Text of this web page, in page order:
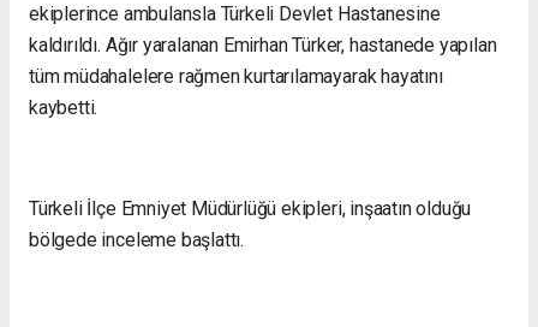
ekiplerince ambulansla Türkeli Devlet Hastanesine
kaldırıldı. Ağır yaralanan Emirhan Türker, hastanede yapılan
tüm müdahalelere rağmen kurtarılamayarak hayatını
kaybetti.
Türkeli İlçe Emniyet Müdürlüğü ekipleri, inşaatın olduğu
bölgede inceleme başlattı.